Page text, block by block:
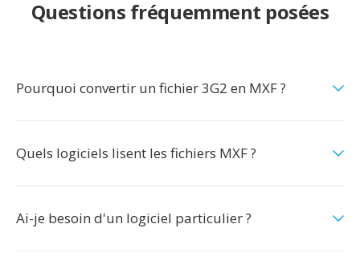
Questions fréquemment posées
Pourquoi convertir un fichier 3G2 en MXF ?
Quels logiciels lisent les fichiers MXF ?
Ai-je besoin d'un logiciel particulier ?